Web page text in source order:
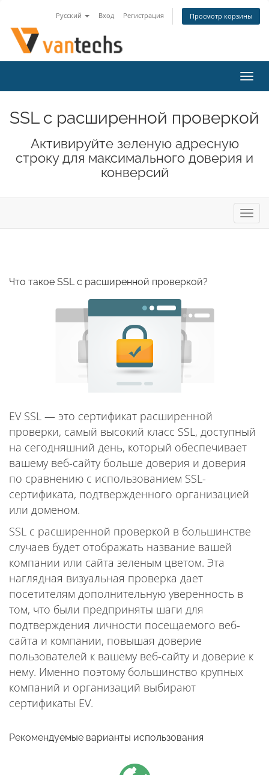
Русский Вход Регистрация Просмотр корзины
SSL с расширенной проверкой
Активируйте зеленую адресную
строку для максимального доверия и
конверсий
Что такое SSL с расширенной проверкой?
EV SSL — это сертификат расширенной
проверки, самый высокий класс SSL, доступный
на сегодняшний день, который обеспечивает
вашему веб-сайту больше доверия и доверия
по сравнению с использованием SSL-
сертификата, подтвержденного организацией
или доменом.
SSL с расширенной проверкой в большинстве
случаев будет отображать название вашей
компании или сайта зеленым цветом. Эта
наглядная визуальная проверка дает
посетителям дополнительную уверенность в
том, что были предприняты шаги для
подтверждения личности посещаемого веб-
сайта и компании, повышая доверие
пользователей к вашему веб-сайту и доверие к
нему. Именно поэтому большинство крупных
компаний и организаций выбирают
сертификаты EV.
Рекомендуемые варианты использования